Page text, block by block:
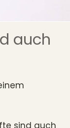
auch
sind auch